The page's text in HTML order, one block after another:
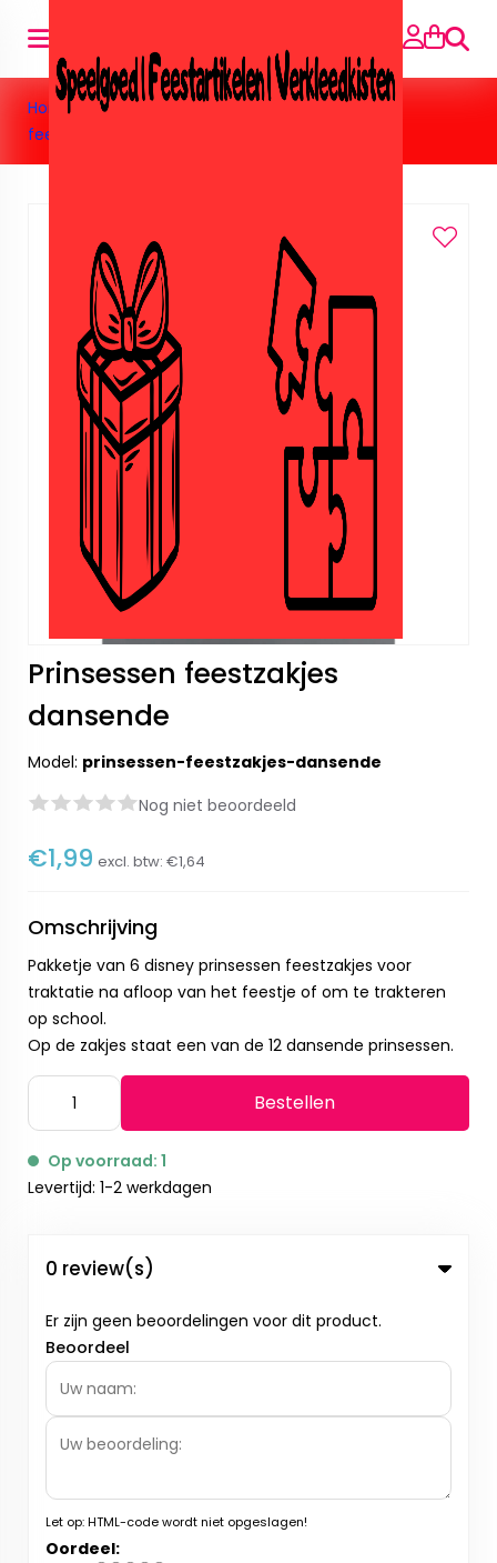
Home >Feestartikelen>Prinsessen>Prinsessen
feestzakjes dansende
Prinsessen feestzakjes
dansende
Model: prinsessen-feestzakjes-dansende
Nog niet beoordeeld
€1,99 excl. btw: €1,64
Omschrijving
Pakketje van 6 disney prinsessen feestzakjes voor
traktatie na afloop van het feestje of om te trakteren
op school.
Op de zakjes staat een van de 12 dansende prinsessen.
Bestellen
Op voorraad: 1
Levertijd: 1-2 werkdagen
0 review(s)
Er zijn geen beoordelingen voor dit product.
Beoordeel
Let op:HTML-code wordt niet opgeslagen!
Oordeel: